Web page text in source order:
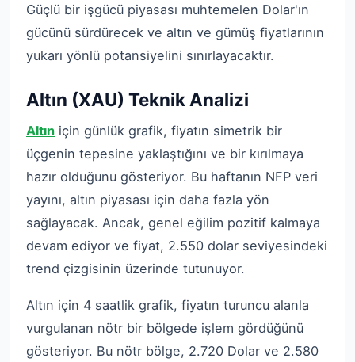
Güçlü bir işgücü piyasası muhtemelen Dolar'ın
gücünü sürdürecek ve altın ve gümüş fiyatlarının
yukarı yönlü potansiyelini sınırlayacaktır.
Altın (XAU) Teknik Analizi
Altın için günlük grafik, fiyatın simetrik bir
üçgenin tepesine yaklaştığını ve bir kırılmaya
hazır olduğunu gösteriyor. Bu haftanın NFP veri
yayını, altın piyasası için daha fazla yön
sağlayacak. Ancak, genel eğilim pozitif kalmaya
devam ediyor ve fiyat, 2.550 dolar seviyesindeki
trend çizgisinin üzerinde tutunuyor.
Altın için 4 saatlik grafik, fiyatın turuncu alanla
vurgulanan nötr bir bölgede işlem gördüğünü
gösteriyor. Bu nötr bölge, 2.720 Dolar ve 2.580